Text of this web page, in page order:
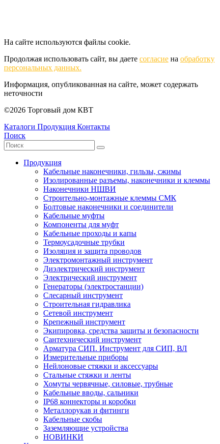
На сайте используются файлы cookie.
Продолжая использовать сайт, вы даете согласие на обработку
персональных данных.
Информация, опубликованная на сайте, может содержать
неточности
©2026 Торговый дом КВТ
Каталоги Продукция Контакты
Поиск
Продукция
Кабельные наконечники, гильзы, сжимы
Изолированные разъемы, наконечники и клеммы
Наконечники НШВИ
Строительно-монтажные клеммы СМК
Болтовые наконечники и соединители
Кабельные муфты
Компоненты для муфт
Кабельные проходы и капы
Термоусадочные трубки
Изоляция и защита проводов
Электромонтажный инструмент
Диэлектрический инструмент
Электрический инструмент
Генераторы (электростанции)
Слесарный инструмент
Строительная гидравлика
Сетевой инструмент
Крепежный инструмент
Экипировка, средства защиты и безопасности
Сантехнический инструмент
Арматура СИП. Инструмент для СИП, ВЛ
Измерительные приборы
Нейлоновые стяжки и аксессуары
Стальные стяжки и ленты
Хомуты червячные, силовые, трубные
Кабельные вводы, сальники
IP68 коннекторы и коробки
Металлорукав и фитинги
Кабельные скобы
Заземляющие устройства
НОВИНКИ